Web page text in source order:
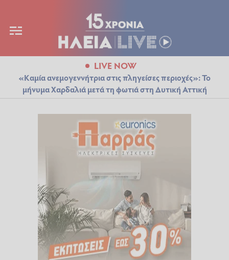
LIVE NOW
«Καμία ανεμογεννήτρια στις πληγείσες περιοχές»: Το
μήνυμα Χαρδαλιά μετά τη φωτιά στη Δυτική Αττική